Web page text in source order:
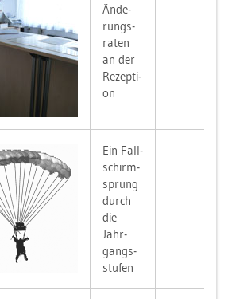
Än­de­
rungs­
ra­ten
an der
Re­zep­ti­
on
Ein Fall­
schirm­
sprung
durch
die
Jahr­
gangs­
stu­fen